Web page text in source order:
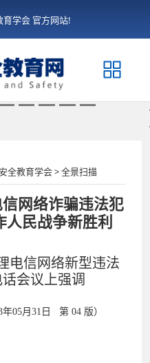
学会 官方网站!
全教育学会 > 全景扫描
网络诈骗违法犯
民战争新胜利
电信网络新型违法
会议上强调
年05月31日 第 04 版）